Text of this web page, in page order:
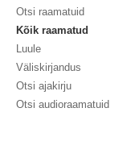
Otsi raamatuid
Kõik raamatud
Luule
Väliskirjandus
Otsi ajakirju
Otsi audioraamatuid